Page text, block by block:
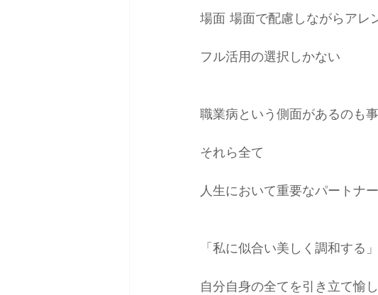
場面 場面で配慮しながらアレ
フル活用の選択しかない
職業病という側面があるのも
それら全て
人生において重要なパートナ
「私に似合い美しく調和する」
自分自身の全てを引き立て愉